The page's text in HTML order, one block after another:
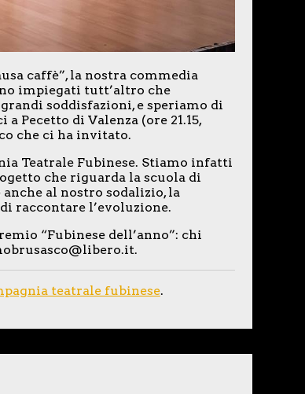
caffè”, la nostra commedia
impiegati tutt’altro che
soddisfazioni, e speriamo di
Pecetto di Valenza (ore 21.15,
che ci ha invitato.
Teatrale Fubinese. Stiamo infatti
che riguarda la scuola di
al nostro sodalizio, la
raccontare l’evoluzione.
“Fubinese dell’anno”: chi
teatrale fubinese.